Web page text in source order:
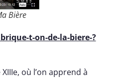
Bière
t-on-de-la-biere-?
où l’on apprend à